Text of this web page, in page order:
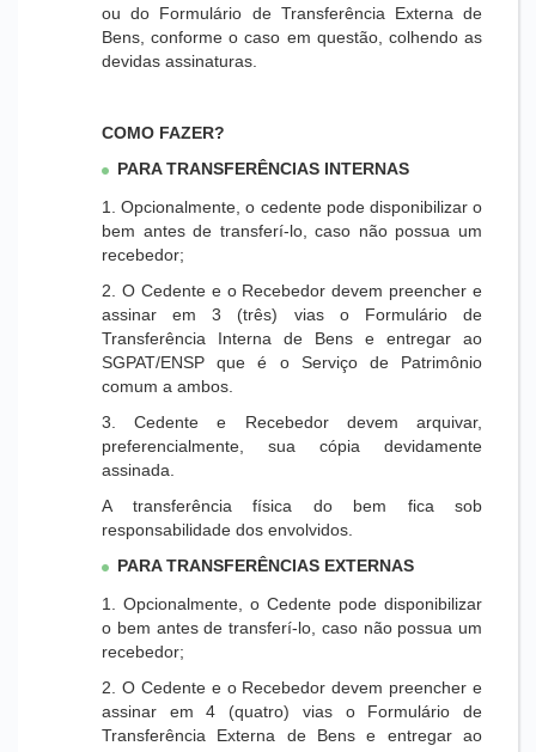
ou do Formulário de Transferência Externa de
Bens, conforme o caso em questão, colhendo as
devidas assinaturas.
COMO FAZER?
PARA TRANSFERÊNCIAS INTERNAS
1. Opcionalmente, o cedente pode disponibilizar o
bem antes de transferí-lo, caso não possua um
recebedor;
2. O Cedente e o Recebedor devem preencher e
assinar em 3 (três) vias o Formulário de
Transferência Interna de Bens e entregar ao
SGPAT/ENSP que é o Serviço de Patrimônio
comum a ambos.
3. Cedente e Recebedor devem arquivar,
preferencialmente, sua cópia devidamente
assinada.
A transferência física do bem fica sob
responsabilidade dos envolvidos.
PARA TRANSFERÊNCIAS EXTERNAS
1. Opcionalmente, o Cedente pode disponibilizar
o bem antes de transferí-lo, caso não possua um
recebedor;
2. O Cedente e o Recebedor devem preencher e
assinar em 4 (quatro) vias o Formulário de
Transferência Externa de Bens e entregar ao